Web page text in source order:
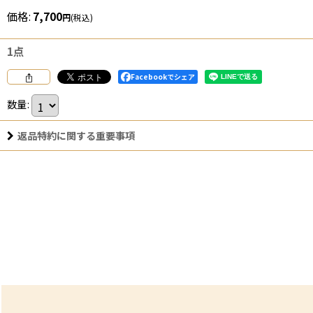
価格: 7,700円(税込)
1点
Facebookでシェア
数量:
返品特約に関する重要事項